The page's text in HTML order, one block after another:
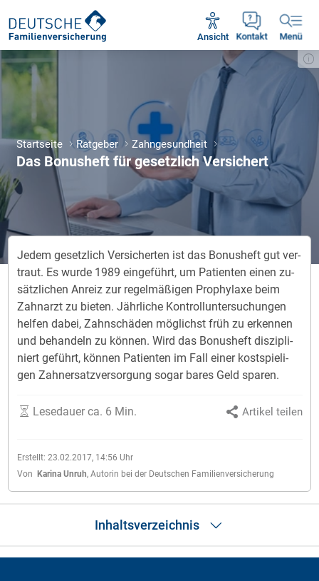
Kontakt
Ansicht Menü
Mo - Fr 09:00 - 18:30 Uhr
Startseite Ratgeber Zahngesundheit
Das Bonusheft für gesetzlich Versichert
Jedem ges­etz­lich Ver­sich­er­ten ist das Bo­nus­heft gut ver­
traut. Es wur­de 1989 ein­ge­führt, um Pa­tien­ten ei­nen zu­
sätz­lich­en An­reiz zur re­gel­mä­ßi­gen Pro­phy­la­xe beim
Zahn­arzt zu bie­ten. Jähr­lich­e Kon­troll­un­ter­su­chun­gen
hel­fen da­bei, Zahn­schä­den mög­lichst früh zu er­ken­nen
und be­han­deln zu kön­nen. Wird das Bo­nus­heft dis­zi­pli­
niert ge­führt, kön­nen Pa­tien­ten im Fall ei­ner kost­spie­li­
gen Zahn­ersatz­ver­sor­gung so­gar ba­res Geld spa­ren.
Erstellt: 23.02.2017, 14:56 Uhr
Von
Karina Unruh, Autorin bei der Deutschen Familienversicherung
Lesedauer ca. 6 Min. Artikel teilen
Inhaltsverzeichnis